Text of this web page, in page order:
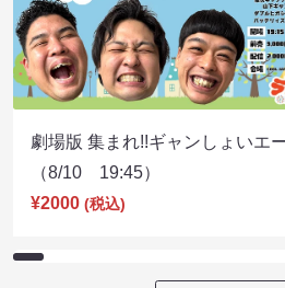
劇場版 集まれ!!ギャンしょいエ
（8/10 19:45）
¥2000 (税込)